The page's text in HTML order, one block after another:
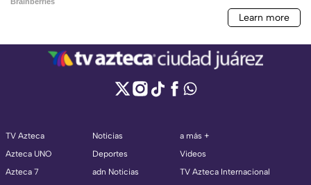
TV Azteca
Azteca UNO
Azteca 7
Noticias
Deportes
adn Noticias
a más +
Videos
TV Azteca Internacional